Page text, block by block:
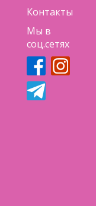
Контакты
Мы в
соц.сетях